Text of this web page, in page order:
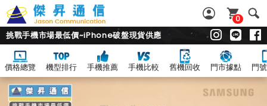
0
挑戰手機市場最低價~iPhone破盤現貨供應
價格總覽 機型排行 手機推薦 手機比較 舊機回收 門市據點 門